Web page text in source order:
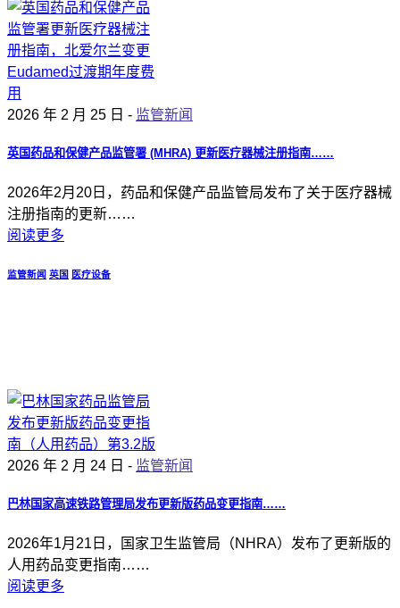
2026 年 2 月 25 日 - 监管新闻
英国药品和保健产品监管署 (MHRA) 更新医疗器械注册指南……
2026年2月20日，药品和保健产品监管局发布了关于医疗器械
注册指南的更新……
阅读更多
监管新闻 英国 医疗设备
2026 年 2 月 24 日 - 监管新闻
巴林国家高速铁路管理局发布更新版药品变更指南……
2026年1月21日，国家卫生监管局（NHRA）发布了更新版的
人用药品变更指南……
阅读更多